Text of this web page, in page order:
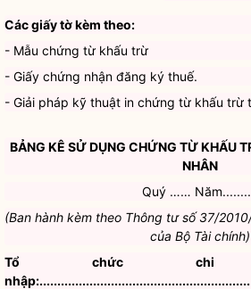
Các giấy tờ kèm theo:
- Mẫu chứng từ khấu trừ
- Giấy chứng nhận đăng ký thuế.
- Giải pháp kỹ thuật in chứng từ khấu trừ
BẢNG KÊ SỬ DỤNG CHỨNG TỪ KHẤU
NHÂN
Quý ……
(Ban hành kèm theo Thông tư số 37/
của Bộ Tài chính)
Tổ chức